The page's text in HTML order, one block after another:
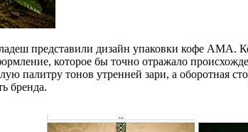
представили дизайн упаковки кофе AMA.
которое бы точно отражало
палитру тонов утренней зари, а оборотная
бренда.